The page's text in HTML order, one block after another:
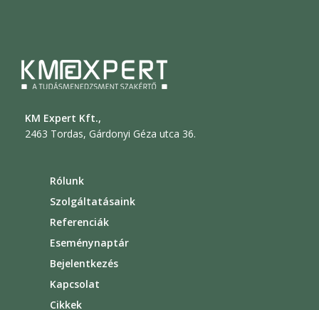
KM Expert Kft.,
2463 Tordas, Gárdonyi Géza utca 36.
Rólunk
Szolgáltatásaink
Referenciák
Eseménynaptár
Bejelentkezés
Kapcsolat
Cikkek